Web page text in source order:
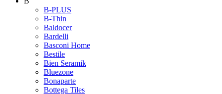
B-PLUS
B-Thin
Baldocer
Bardelli
Basconi Home
Bestile
Bien Seramik
Bluezone
Bonaparte
Bottega Tiles